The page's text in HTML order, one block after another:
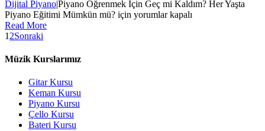
Dijital Piyano|Piyano Öğrenmek İçin Geç mi Kaldım? Her Yaşta
Piyano Eğitimi Mümkün mü? için yorumlar kapalı
Read More
1 2Sonraki
Müzik Kurslarımız
Gitar Kursu
Keman Kursu
Piyano Kursu
Çello Kursu
Bateri Kursu